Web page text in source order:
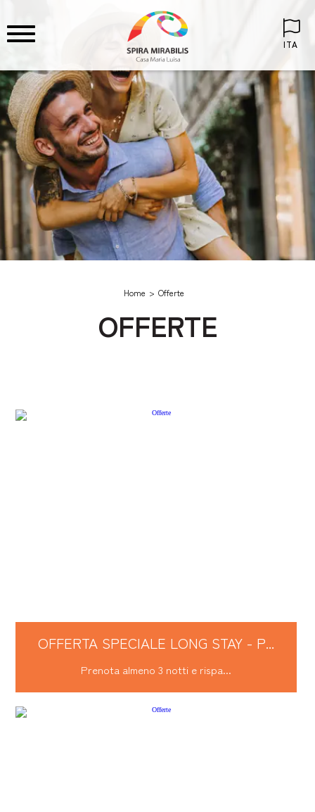
ITA
Home Offerte
OFFERTE
OFFERTA SPECIALE LONG STAY - P...
Prenota almeno 3 notti e rispa...